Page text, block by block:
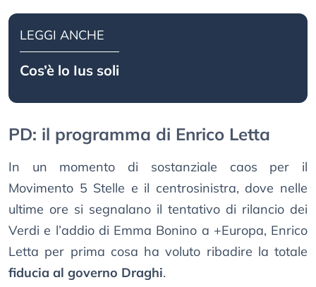
LEGGI ANCHE
Cos’è lo Ius soli
PD: il programma di Enrico Letta
In un momento di sostanziale caos per il
Movimento 5 Stelle e il centrosinistra, dove nelle
ultime ore si segnalano il tentativo di rilancio dei
Verdi e l’addio di Emma Bonino a +Europa, Enrico
Letta per prima cosa ha voluto ribadire la totale
fiducia al governo Draghi.